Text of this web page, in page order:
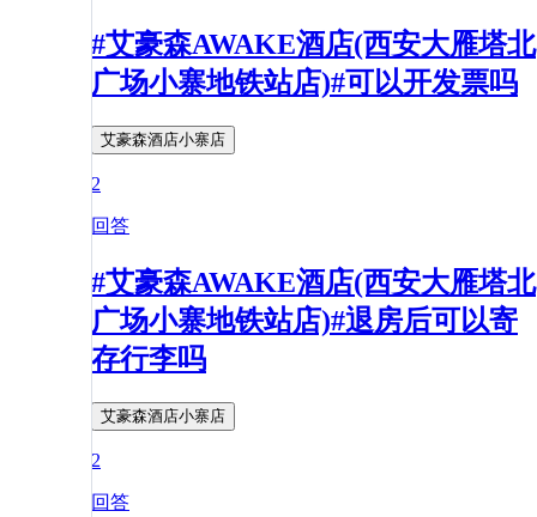
#艾豪森AWAKE酒店(西安大雁塔北
广场小寨地铁站店)#可以开发票吗
艾豪森酒店小寨店
2
回答
#艾豪森AWAKE酒店(西安大雁塔北
广场小寨地铁站店)#退房后可以寄
存行李吗
艾豪森酒店小寨店
2
回答